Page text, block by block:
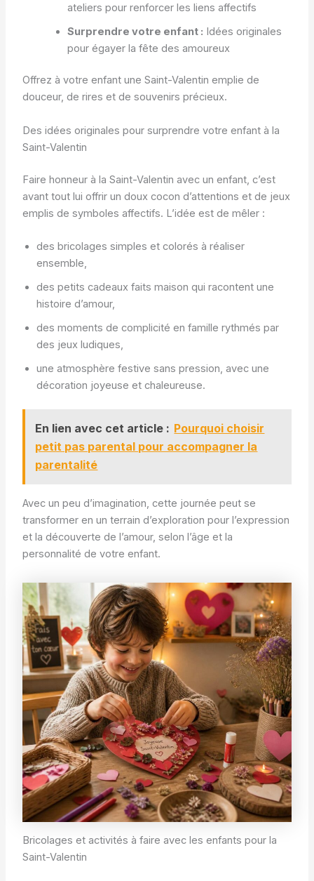
ateliers pour renforcer les liens affectifs
Surprendre votre enfant : Idées originales
pour égayer la fête des amoureux
Offrez à votre enfant une Saint-Valentin emplie de
douceur, de rires et de souvenirs précieux.
Des idées originales pour surprendre votre enfant à la
Saint-Valentin
Faire honneur à la Saint-Valentin avec un enfant, c’est
avant tout lui offrir un doux cocon d’attentions et de jeux
emplis de symboles affectifs. L’idée est de mêler :
des bricolages simples et colorés à réaliser
ensemble,
des petits cadeaux faits maison qui racontent une
histoire d’amour,
des moments de complicité en famille rythmés par
des jeux ludiques,
une atmosphère festive sans pression, avec une
décoration joyeuse et chaleureuse.
En lien avec cet article : Pourquoi choisir
petit pas parental pour accompagner la
parentalité
Avec un peu d’imagination, cette journée peut se
transformer en un terrain d’exploration pour l’expression
et la découverte de l’amour, selon l’âge et la
personnalité de votre enfant.
Bricolages et activités à faire avec les enfants pour la
Saint-Valentin